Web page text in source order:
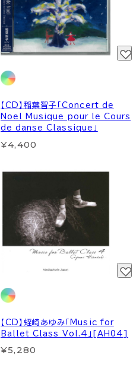
【CD】稲葉智子「Concert de
Noel Musique pour le Cours
de danse Classique」
¥4,400
【CD】蛭崎あゆみ「Music for
Ballet Class Vol.4」[AH04]
¥5,280